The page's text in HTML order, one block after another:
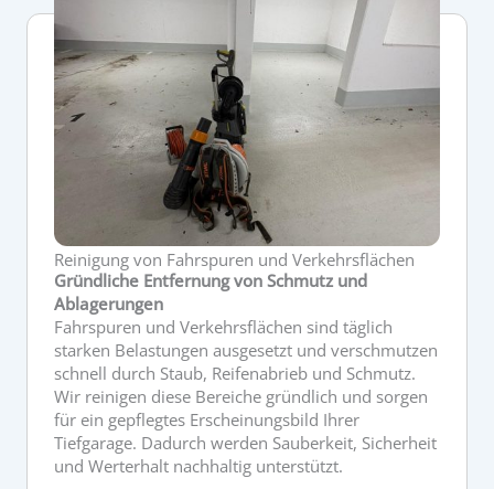
Reinigung von Fahrspuren und Verkehrsflächen
Gründliche Entfernung von Schmutz und
Ablagerungen
Fahrspuren und Verkehrsflächen sind täglich
starken Belastungen ausgesetzt und verschmutzen
schnell durch Staub, Reifenabrieb und Schmutz.
Wir reinigen diese Bereiche gründlich und sorgen
für ein gepflegtes Erscheinungsbild Ihrer
Tiefgarage. Dadurch werden Sauberkeit, Sicherheit
und Werterhalt nachhaltig unterstützt.